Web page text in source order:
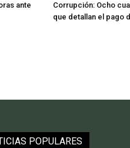
ante
Corrupción: Ocho
que detallan el pago
POPULARES